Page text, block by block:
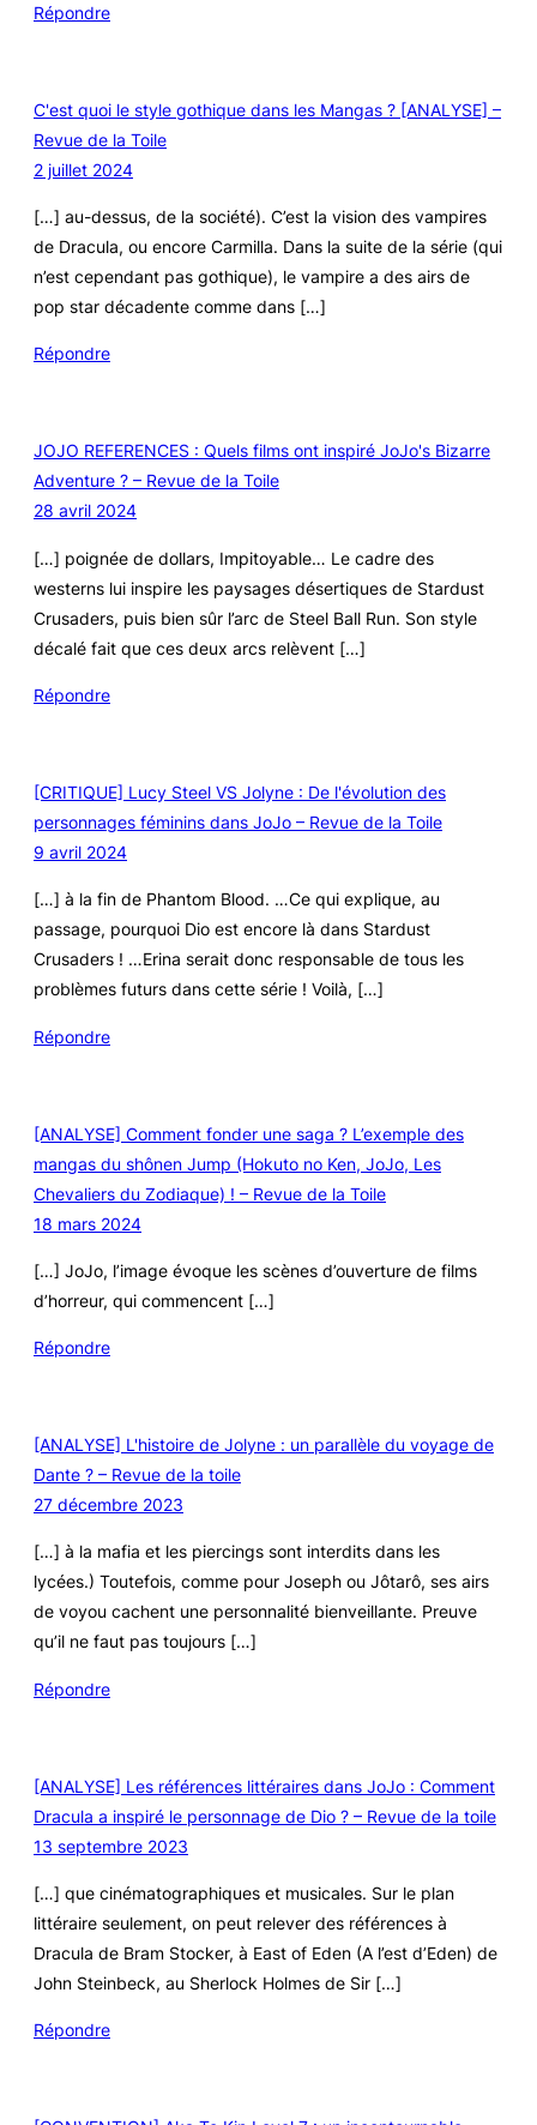
Répondre
C'est quoi le style gothique dans les Mangas ? [ANALYSE] –
Revue de la Toile
2 juillet 2024
[…] au-dessus, de la société). C’est la vision des vampires
de Dracula, ou encore Carmilla. Dans la suite de la série (qui
n’est cependant pas gothique), le vampire a des airs de
pop star décadente comme dans […]
Répondre
JOJO REFERENCES : Quels films ont inspiré JoJo's Bizarre
Adventure ? – Revue de la Toile
28 avril 2024
[…] poignée de dollars, Impitoyable… Le cadre des
westerns lui inspire les paysages désertiques de Stardust
Crusaders, puis bien sûr l’arc de Steel Ball Run. Son style
décalé fait que ces deux arcs relèvent […]
Répondre
[CRITIQUE] Lucy Steel VS Jolyne : De l'évolution des
personnages féminins dans JoJo – Revue de la Toile
9 avril 2024
[…] à la fin de Phantom Blood. …Ce qui explique, au
passage, pourquoi Dio est encore là dans Stardust
Crusaders ! …Erina serait donc responsable de tous les
problèmes futurs dans cette série ! Voilà, […]
Répondre
[ANALYSE] Comment fonder une saga ? L’exemple des
mangas du shônen Jump (Hokuto no Ken, JoJo, Les
Chevaliers du Zodiaque) ! – Revue de la Toile
18 mars 2024
[…] JoJo, l’image évoque les scènes d’ouverture de films
d’horreur, qui commencent […]
Répondre
[ANALYSE] L'histoire de Jolyne : un parallèle du voyage de
Dante ? – Revue de la toile
27 décembre 2023
[…] à la mafia et les piercings sont interdits dans les
lycées.) Toutefois, comme pour Joseph ou Jôtarô, ses airs
de voyou cachent une personnalité bienveillante. Preuve
qu’il ne faut pas toujours […]
Répondre
[ANALYSE] Les références littéraires dans JoJo : Comment
Dracula a inspiré le personnage de Dio ? – Revue de la toile
13 septembre 2023
[…] que cinématographiques et musicales. Sur le plan
littéraire seulement, on peut relever des références à
Dracula de Bram Stocker, à East of Eden (A l’est d’Eden) de
John Steinbeck, au Sherlock Holmes de Sir […]
Répondre